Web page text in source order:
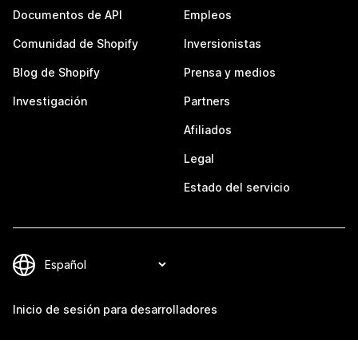
Documentos de API
Comunidad de Shopify
Blog de Shopify
Investigación
Empleos
Inversionistas
Prensa y medios
Partners
Afiliados
Legal
Estado del servicio
Inicio de sesión para desarrolladores